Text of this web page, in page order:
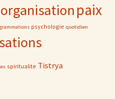
organisationpaix
psychologie quotidien
spiritualite Tistrya